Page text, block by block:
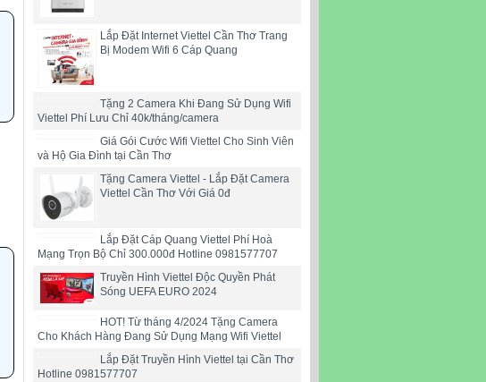
Lắp Đặt Internet Viettel Cần Thơ Trang
Bị Modem Wifi 6 Cáp Quang
Tặng 2 Camera Khi Đang Sử Dụng Wifi
Viettel Phí Lưu Chỉ 40k/tháng/camera
Giá Gói Cước Wifi Viettel Cho Sinh Viên
và Hộ Gia Đình tại Cần Thơ
Tặng Camera Viettel - Lắp Đặt Camera
Viettel Cần Thơ Với Giá 0đ
Lắp Đặt Cáp Quang Viettel Phí Hoà
Mạng Trọn Bộ Chỉ 300.000đ Hotline 0981577707
Truyền Hình Viettel Độc Quyền Phát
Sóng UEFA EURO 2024
HOT! Từ tháng 4/2024 Tặng Camera
Cho Khách Hàng Đang Sử Dụng Mạng Wifi Viettel
Lắp Đặt Truyền Hình Viettel tại Cần Thơ
Hotline 0981577707